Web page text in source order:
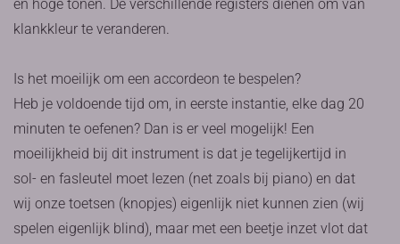
en hoge tonen. De verschillende registers dienen om van
klankkleur te veranderen.
Is het moeilijk om een accordeon te bespelen?
Heb je voldoende tijd om, in eerste instantie, elke dag 20
minuten te oefenen? Dan is er veel mogelijk! Een
moeilijkheid bij dit instrument is dat je tegelijkertijd in
sol- en fasleutel moet lezen (net zoals bij piano) en dat
wij onze toetsen (knopjes) eigenlijk niet kunnen zien (wij
spelen eigenlijk blind), maar met een beetje inzet vlot dat